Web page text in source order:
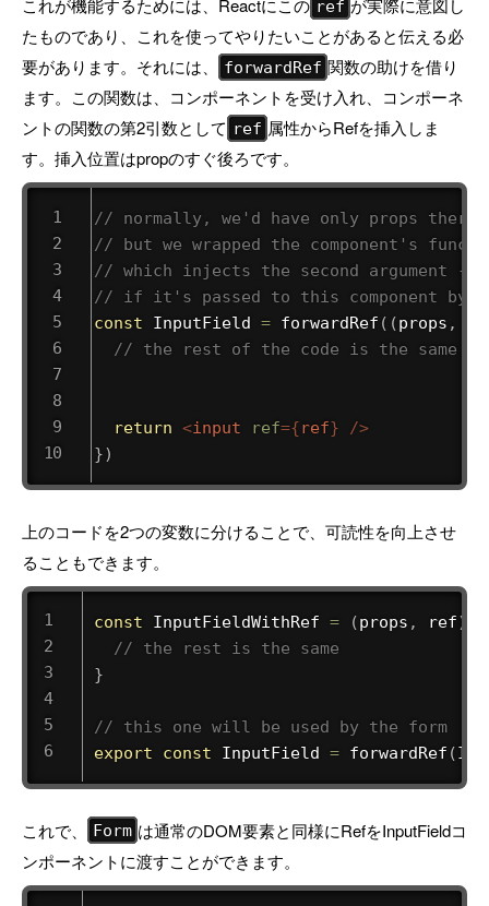
これが機能するためには、Reactにこの ref が実際に意図し
たものであり、これを使ってやりたいことがあると伝える必
要があります。それには、
forwardRef 関数の助けを借り
ます。この関数は、コンポーネントを受け入れ、コンポーネ
ントの関数の第2引数として ref 属性からRefを挿入しま
す。挿入位置はpropのすぐ後ろです。
// normally, we'd have only props there
// but we wrapped the component's
// which injects the second argument -
// if it's passed to this component by
const InputField = forwardRef ( (props ,
// the rest of the code is the same
return <input ref={ref}
/>
})
上のコードを2つの変数に分けることで、可読性を向上させ
ることもできます。
const InputFieldWithRef = (props , ref)
// the rest is the same
}
// this one will be used by the form
export
const InputField = forwardRef (
これで、 Form は通常のDOM要素と同様にRefをInputFieldコ
ンポーネントに渡すことができます。